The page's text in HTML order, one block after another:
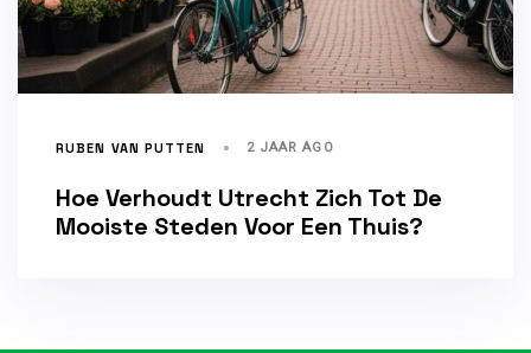
RUBEN VAN PUTTEN 2 JAAR AGO
Hoe Verhoudt Utrecht Zich Tot De
Mooiste Steden Voor Een Thuis?